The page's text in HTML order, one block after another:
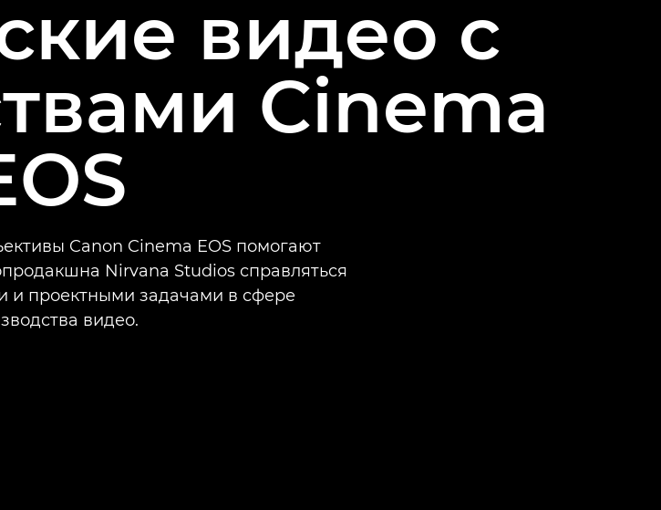
видео с
Cinema
Canon Cinema EOS помогают
Nirvana Studios справляться
и проектными задачами в сфере
видео.